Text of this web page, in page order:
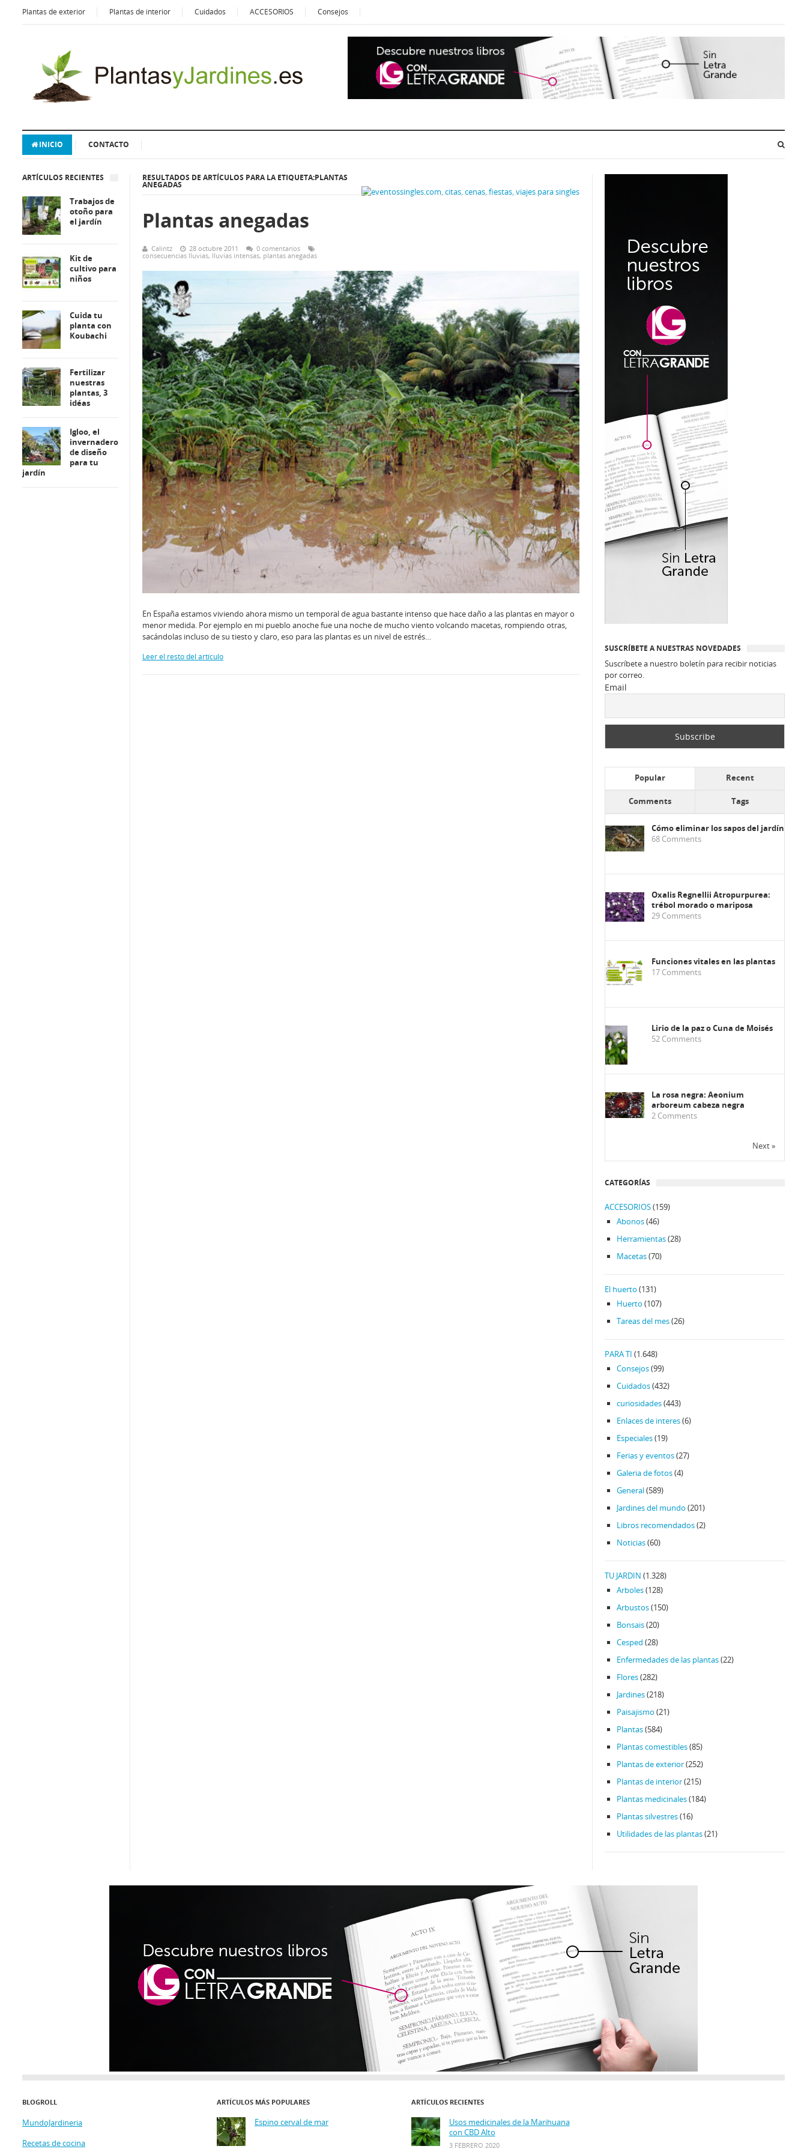
Plantas de exterior Plantas de interior Cuidados ACCESORIOS Consejos
INICIO CONTACTO
RESULTADOS DE ARTÍCULOS PARA LA ETIQUETA:PLANTAS
ANEGADAS
Plantas anegadas
Calintz 28 octubre 2011
0 comentarios
consecuencias lluvias, lluvias intensas, plantas anegadas
En España estamos viviendo ahora mismo un temporal de agua bastante intenso que hace daño a las plantas en mayor o
menor medida. Por ejemplo en mi pueblo anoche fue una noche de mucho viento volcando macetas, rompiendo otras,
sacándolas incluso de su tiesto y claro, eso para las plantas es un nivel de estrés…
Leer el resto del artículo
ARTÍCULOS RECIENTES
Trabajos de
otoño para
el jardín
Kit de
cultivo para
niños
Cuida tu
planta con
Koubachi
Fertilizar
nuestras
plantas, 3
idéas
Igloo, el
invernadero
de diseño
para tu
jardín
SUSCRÍBETE A NUESTRAS NOVEDADES
Suscríbete a nuestro boletín para recibir noticias
por correo.
Email
Popular Recent
Comments Tags
Cómo eliminar los sapos del jardín
68 Comments
Oxalis Regnellii Atropurpurea:
trébol morado o mariposa
29 Comments
Funciones vitales en las plantas
17 Comments
Lirio de la paz o Cuna de Moisés
52 Comments
La rosa negra: Aeonium
arboreum cabeza negra
2 Comments
Next »
CATEGORÍAS
ACCESORIOS(159)
Abonos(46)
Herramientas(28)
Macetas(70)
El huerto (131)
Huerto (107)
Tareas del mes(26)
PARA TI (1.648)
Consejos(99)
Cuidados(432)
curiosidades(443)
Enlaces de interes(6)
Especiales(19)
Ferias y eventos(27)
Galeria de fotos(4)
General(589)
Jardines del mundo (201)
Libros recomendados(2)
Noticias(60)
TU JARDIN (1.328)
Arboles(128)
Arbustos(150)
Bonsais(20)
Cesped (28)
Enfermedades de las plantas(22)
Flores(282)
Jardines(218)
Paisajismo (21)
Plantas(584)
Plantas comestibles(85)
Plantas de exterior(252)
Plantas de interior(215)
Plantas medicinales(184)
Plantas silvestres(16)
Utilidades de las plantas(21)
BLOGROLL
MundoJardineria
Recetas de cocina
ARTÍCULOS MÁS POPULARES
Espino cerval de mar
ARTÍCULOS RECIENTES
Usos medicinales de la Marihuana
con CBD Alto
3 FEBRERO 2020